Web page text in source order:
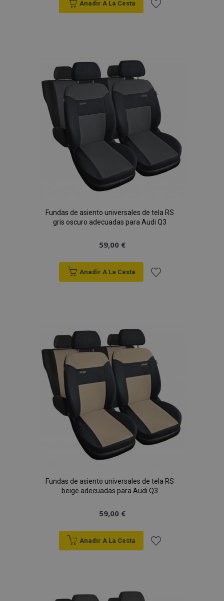
Anadir A La Cesta
de
Deseos
Fundas de asiento universales de tela RS
gris oscuro adecuadas para Audi Q3
59,00 €
Anadir A La Cesta
de
Deseos
Fundas de asiento universales de tela RS
beige adecuadas para Audi Q3
59,00 €
Anadir A La Cesta